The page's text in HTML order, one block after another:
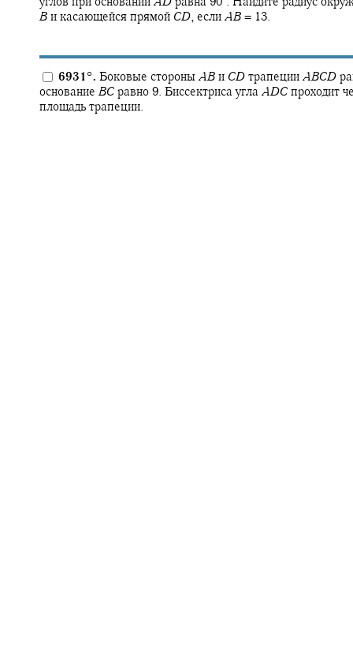
углов при основании AD равна 90‍ . Найдите радиус
B и касающейся прямой CD, если AB = 13.
6931°. Боковые стороны AB и CD трапеции ABCD
основание BC равно 9. Биссектриса угла ADC проходит
площадь трапеции.